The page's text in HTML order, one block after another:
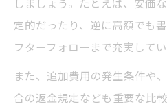
定的だったり、逆に高額でも
フターフォローまで充実して
また、追加費用の発生条件や
合の返金規定なども重要な比